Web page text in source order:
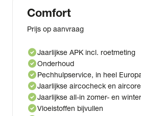
Comfort
Prijs op aanvraag
check_circleJaarlijkse APK incl. roetmeting
check_circleOnderhoud
check_circlePechhulpservice, in heel
check_circleJaarlijkse aircocheck en
check_circleJaarlijkse all-in zomer- en
check_circleVloeistoffen bijvullen